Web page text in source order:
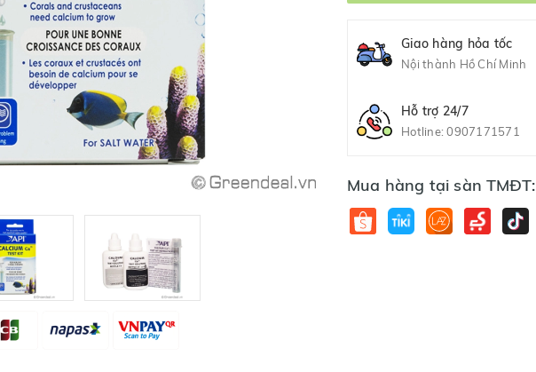
Giao hàng hỏa tốc
Nội thành Hồ Chí Minh
Hỗ trợ 24/7
Hotline:0907171571
Mua hàng tại sàn TMĐT: